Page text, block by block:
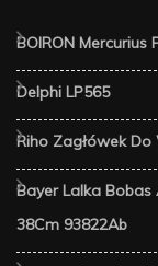
BOIRON
Delphi LP565
Riho Zagłówek
Bayer Lalka Bobas
38Cm 93822Ab